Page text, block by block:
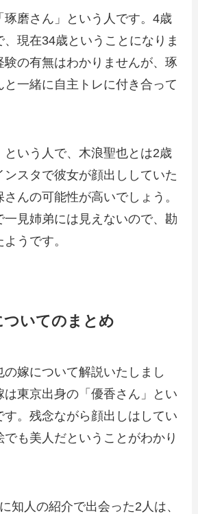
琢磨さん」という人です。4歳
現在34歳ということになりま
験の有無はわかりませんが、琢
と一緒に自主トレに付き合って
という人で、木浪聖也とは2歳
スタで彼女が顔出ししていた
んの可能性が高いでしょう。
一見姉弟には見えないので、勘
うです。
ついてのまとめ
嫁について解説いたしまし
は東京出身の「優香さん」とい
す。残念ながら顔出しはしてい
でも美人だということがわかり
知人の紹介で出会った2人は、